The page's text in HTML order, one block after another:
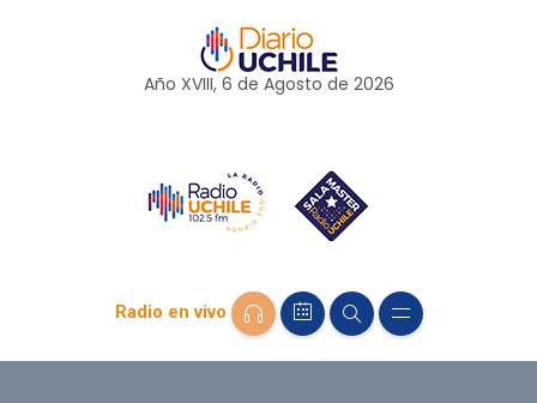
Año XVIII, 6 de Agosto de 2026
Radio en vivo